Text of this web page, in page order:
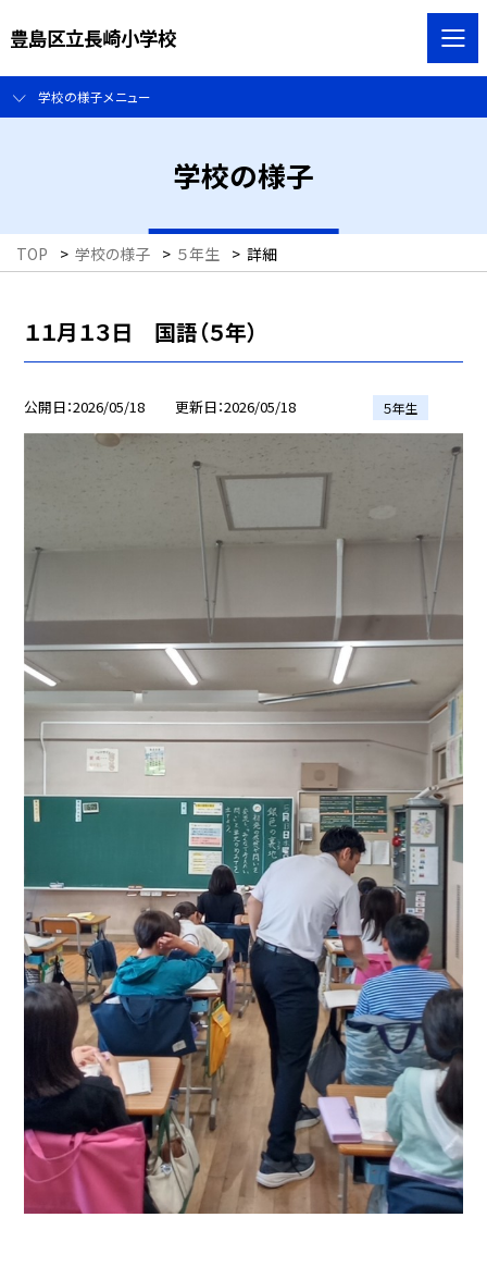
豊島区立長崎小学校
学校の様子メニュー
学校の様子
TOP > 学校の様子 > ５年生 > 詳細
１１月１３日 国語（５年）
公開日 2026/05/18 更新日 2026/05/18 ５年生